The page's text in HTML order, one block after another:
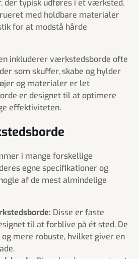
der typisk udføres i et værksted.
med holdbare materialer
for at modstå hårde
inkluderer værkstedsborde ofte
som skuffer, skabe og hylder
og materialer er let
er designet til at optimere
effektiviteten.
i mange forskellige
egne specifikationer og
af de mest almindelige
Disse er faste
til at forblive på ét sted. De
mere robuste, hvilket giver en